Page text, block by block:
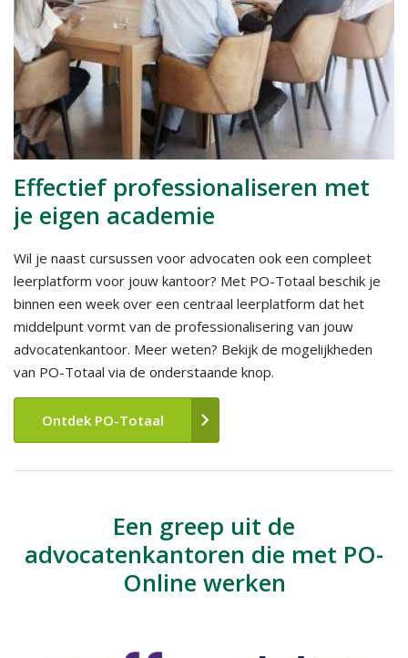
Effectief professionaliseren met
je eigen academie
Wil je naast cursussen voor advocaten ook een compleet
leerplatform voor jouw kantoor? Met PO-Totaal beschik je
binnen een week over een centraal leerplatform dat het
middelpunt vormt van de professionalisering van jouw
advocatenkantoor. Meer weten? Bekijk de mogelijkheden
van PO-Totaal via de onderstaande knop.
Ontdek PO-Totaal
Een greep uit de
advocatenkantoren die met PO-
Online werken